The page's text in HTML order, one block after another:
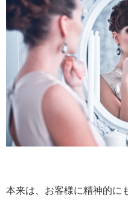
本来は、お客様に精神的に